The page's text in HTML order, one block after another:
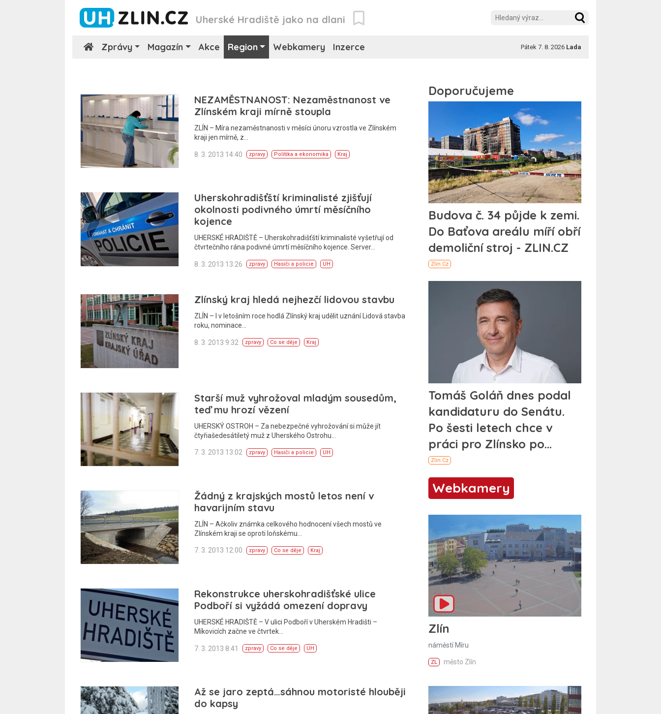
Uherské Hradiště jako na dlani
Zprávy Magazín Akce Region Webkamery Inzerce Pátek 7. 8. 2026 Lada
NEZAMĚSTNANOST: Nezaměstnanost ve
Zlínském kraji mírně stoupla
ZLÍN – Míra nezaměstnanosti v měsíci únoru vzrostla ve Zlínském
kraji jen mírně, z…
8. 3. 2013 14:40 zpravy Politika a ekonomika Kraj
Uherskohradišťští kriminalisté zjišťují
okolnosti podivného úmrtí měsíčního
kojence
UHERSKÉ HRADIŠTĚ – Uherskohradišťští kriminalisté vyšetřují od
čtvrtečního rána podivné úmrtí měsíčního kojence. Server…
8. 3. 2013 13:26 zpravy Hasiči a policie UH
Zlínský kraj hledá nejhezčí lidovou stavbu
ZLÍN – I v letošním roce hodlá Zlínský kraj udělit uznání Lidová stavba
roku, nominace…
8. 3. 2013 9:32 zpravy Co se děje Kraj
Starší muž vyhrožoval mladým sousedům,
teď mu hrozí vězení
UHERSKÝ OSTROH – Za nebezpečné vyhrožování si může jít
čtyřiašedesátiletý muž z Uherského Ostrohu…
7. 3. 2013 13:02 zpravy Hasiči a policie UH
Žádný z krajských mostů letos není v
havarijním stavu
ZLÍN – Ačkoliv známka celkového hodnocení všech mostů ve
Zlínském kraji se oproti loňskému…
7. 3. 2013 12:00 zpravy Co se děje Kraj
Rekonstrukce uherskohradišťské ulice
Podboří si vyžádá omezení dopravy
UHERSKÉ HRADIŠTĚ – V ulici Podboří v Uherském Hradišti –
Míkovicích začne ve čtvrtek…
7. 3. 2013 8:41 zpravy Co se děje UH
Až se jaro zeptá…sáhnou motoristé hlouběji
do kapsy
Webkamery
Zlín
náměstí Míru
ZL město Zlín